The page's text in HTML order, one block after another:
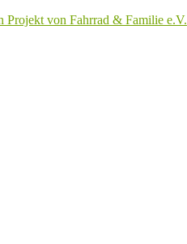
Projekt von Fahrrad & Familie e.V.